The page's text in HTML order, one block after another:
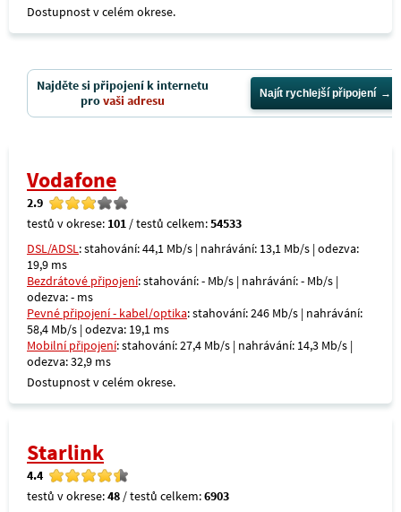
Dostupnost v celém okrese.
Najděte si připojení k internetu
provaši adresu Najít rychlejší připojení
Vodafone
2.9
testů v okrese: 101 / testů celkem:54533
DSL/ADSL: stahování: 44,1 Mb/s | nahrávání: 13,1 Mb/s | odezva:
19,9 ms
Bezdrátové připojení: stahování: - Mb/s | nahrávání: - Mb/s |
odezva: - ms
Pevné připojení - kabel/optika: stahování: 246 Mb/s | nahrávání:
58,4 Mb/s | odezva: 19,1 ms
Mobilní připojení: stahování: 27,4 Mb/s | nahrávání: 14,3 Mb/s |
odezva: 32,9 ms
Dostupnost v celém okrese.
Starlink
4.4
testů v okrese:48 / testů celkem:6903